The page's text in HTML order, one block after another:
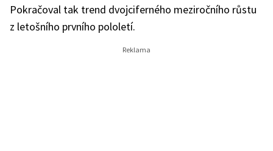
Pokračoval tak trend dvojciferného meziročního růstu
z letošního prvního pololetí.